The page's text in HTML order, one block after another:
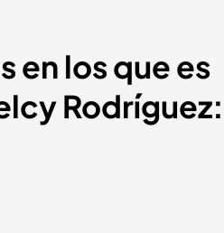
en los que es